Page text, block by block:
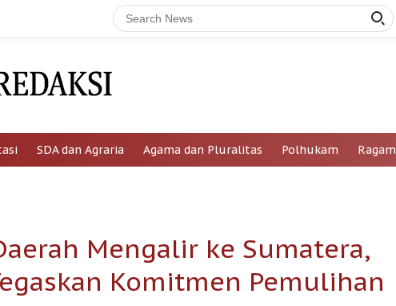
SDA dan Agraria Agama dan Pluralitas Polhukam Ragam
Mengalir ke Sumatera,
Komitmen Pemulihan